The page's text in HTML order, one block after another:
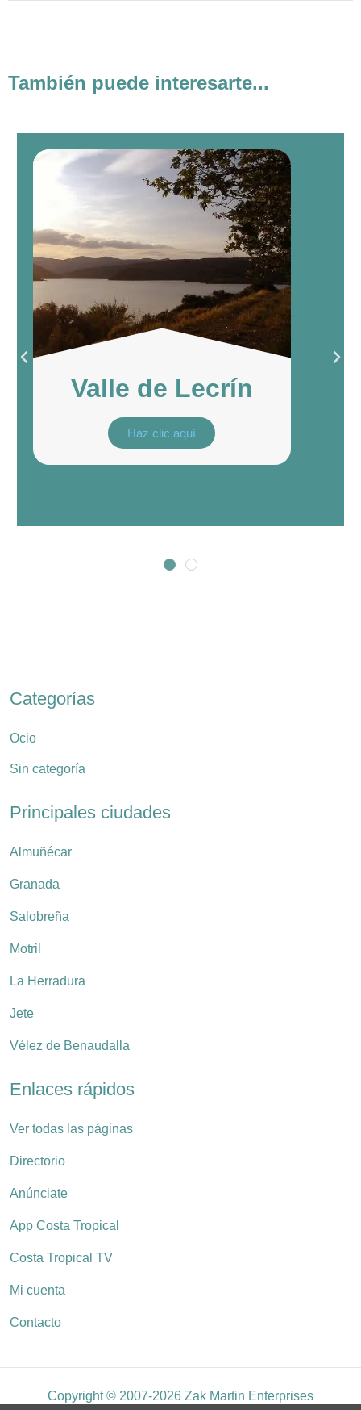
También puede interesarte...
Valle de Lecrín
Haz clic aquí
Categorías
Ocio
Sin categoría
Principales ciudades
Almuñécar
Granada
Salobreña
Motril
La Herradura
Jete
Vélez de Benaudalla
Enlaces rápidos
Ver todas las páginas
Directorio
Anúnciate
App Costa Tropical
Costa Tropical TV
Mi cuenta
Contacto
Copyright © 2007-2026 Zak Martin Enterprises